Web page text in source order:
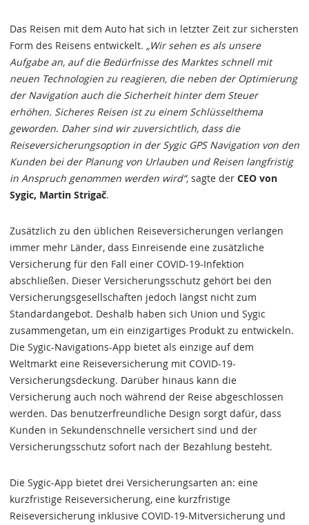
Das Reisen mit dem Auto hat sich in letzter Zeit zur sichersten
Form des Reisens entwickelt. „Wir sehen es als unsere
Aufgabe an, auf die Bedürfnisse des Marktes schnell mit
neuen Technologien zu reagieren, die neben der Optimierung
der Navigation auch die Sicherheit hinter dem Steuer
erhöhen. Sicheres Reisen ist zu einem Schlüsselthema
geworden. Daher sind wir zuversichtlich, dass die
Reiseversicherungsoption in der Sygic GPS Navigation von den
Kunden bei der Planung von Urlauben und Reisen langfristig
in Anspruch genommen werden wird“, sagte der CEO von
Sygic, Martin Strigač.
Zusätzlich zu den üblichen Reiseversicherungen verlangen
immer mehr Länder, dass Einreisende eine zusätzliche
Versicherung für den Fall einer COVID-19-Infektion
abschließen. Dieser Versicherungsschutz gehört bei den
Versicherungsgesellschaften jedoch längst nicht zum
Standardangebot. Deshalb haben sich Union und Sygic
zusammengetan, um ein einzigartiges Produkt zu entwickeln.
Die Sygic-Navigations-App bietet als einzige auf dem
Weltmarkt eine Reiseversicherung mit COVID-19-
Versicherungsdeckung. Darüber hinaus kann die
Versicherung auch noch während der Reise abgeschlossen
werden. Das benutzerfreundliche Design sorgt dafür, dass
Kunden in Sekundenschnelle versichert sind und der
Versicherungsschutz sofort nach der Bezahlung besteht.
Die Sygic-App bietet drei Versicherungsarten an: eine
kurzfristige Reiseversicherung, eine kurzfristige
Reiseversicherung inklusive COVID-19-Mitversicherung und